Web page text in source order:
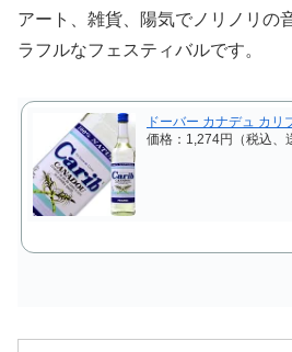
アート、雑貨、陽気でノリノリの
ラフルなフェスティバルです。
ドーバー カナデュ カリ
価格：1,274円（税込、